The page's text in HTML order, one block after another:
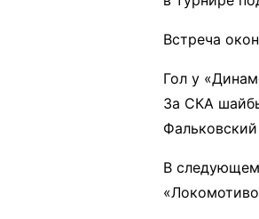
Встреча
Гол у
За СКА
В